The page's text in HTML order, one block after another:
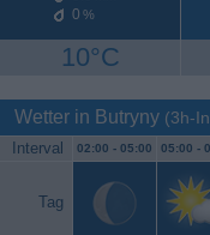
0 %
10°C
Wetter in Butryny (3h-
Interval 02:00 - 05:00 05:00 -
Tag